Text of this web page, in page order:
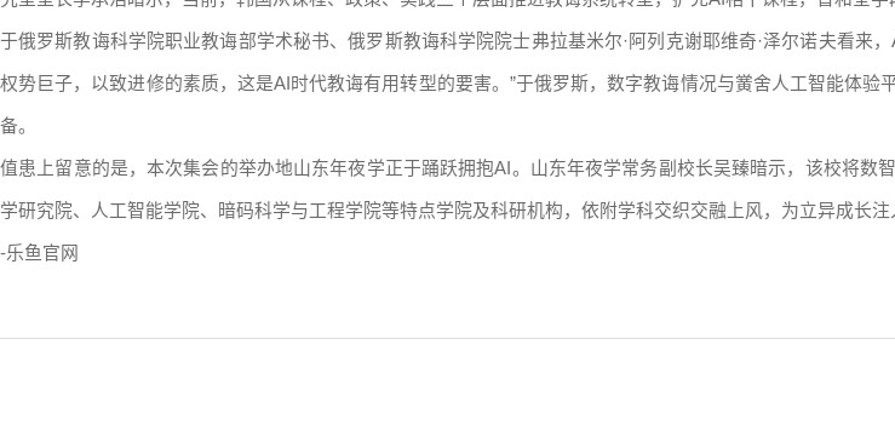
于俄罗斯教诲科学院职业教诲部学术秘书、俄罗斯教诲科学院院士弗拉基米尔·阿列克谢耶维奇·泽尔诺夫看
权势巨子，以致进修的素质，这是AI时代教诲有用转型的要害。”于俄罗斯，数字教诲情况与黉舍人工智能体
备。
值患上留意的是，本次集会的举办地山东年夜学正于踊跃拥抱AI。山东年夜学常务副校长吴臻暗示，该校将
学研究院、人工智能学院、暗码科学与工程学院等特点学院及科研机构，依附学科交织交融上风，为立异成长注
-乐鱼官网